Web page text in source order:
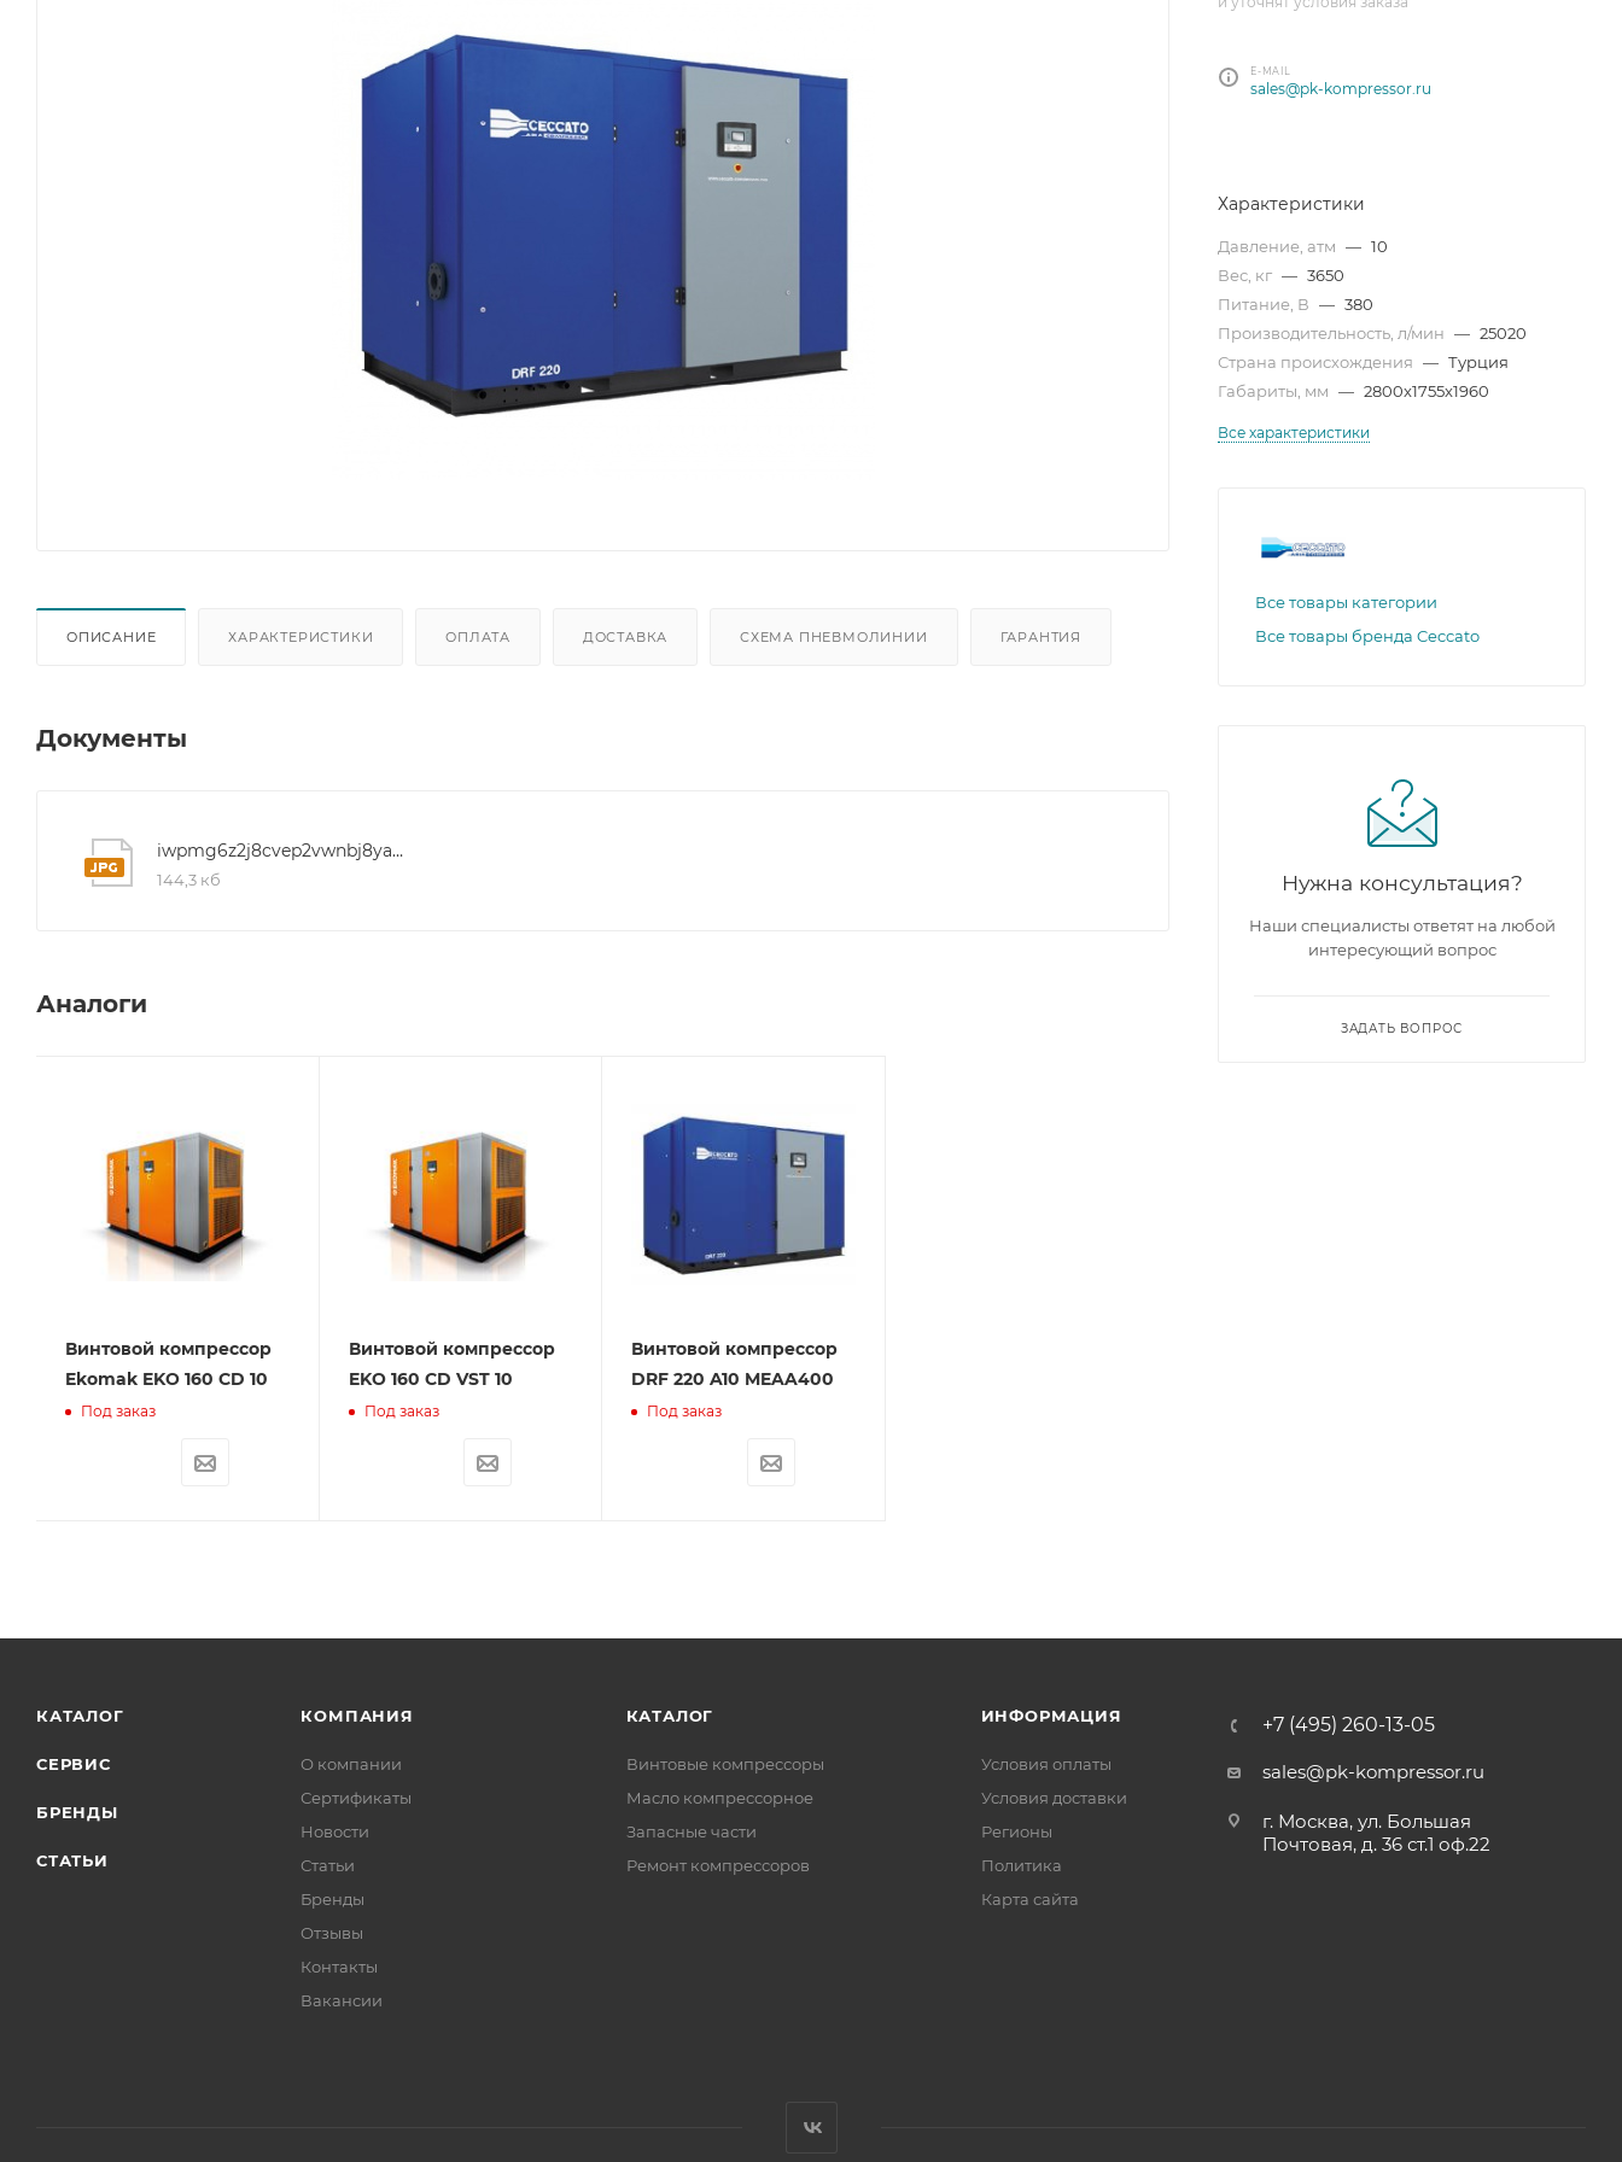
ОПИСАНИЕ ХАРАКТЕРИСТИКИ ОПЛАТА ДОСТАВКА СХЕМА ПНЕВМОЛИНИИ ГАРАНТИЯ
Документы
iwpmg6z2j8cvep2vwnbj8yax1vt40f8d
144,3 кб
Аналоги
Винтовой компрессор
Ekomak EKO 160 CD 10
Под заказ
Винтовой компрессор
EKO 160 CD VST 10
Под заказ
Винтовой компрессор
DRF 220 A10 MEAA400
Под заказ
E-MAIL
sales@pk-kompressor.ru
Характеристики
Давление, атм — 10
Вес, кг — 3650
Питание, В — 380
Производительность, л/мин — 25020
Страна происхождения — Турция
Габариты, мм — 2800x1755x1960
Все характеристики
Все товары категории
Все товары бренда Ceccato
Нужна консультация?
Наши специалисты ответят на любой
интересующий вопрос
ЗАДАТЬ ВОПРОС
КАТАЛОГ
СЕРВИС
БРЕНДЫ
СТАТЬИ
КОМПАНИЯ
О компании
Сертификаты
Новости
Статьи
Бренды
Отзывы
Контакты
Вакансии
КАТАЛОГ
Винтовые компрессоры
Масло компрессорное
Запасные части
Ремонт компрессоров
ИНФОРМАЦИЯ
Условия оплаты
Условия доставки
Регионы
Политика
Карта сайта
+7 (495) 260-13-05
sales@pk-kompressor.ru
г. Москва, ул. Большая
Почтовая, д. 36 ст.1 оф.22